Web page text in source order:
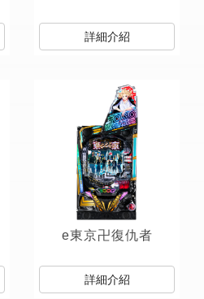
詳細介紹
e東京卍復仇者
詳細介紹